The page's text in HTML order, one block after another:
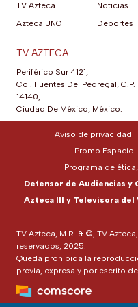
TV Azteca
Azteca UNO
Noticias
Deportes
TV AZTECA
Periférico Sur 4121,
Col. Fuentes Del Pedregal, C.P.
14140,
Ciudad De México, México.
TV Azteca, M.R. & ©, TV
reservados, 2025.
Queda prohibida la
previa, expresa y por escrito
Aviso de privacidad
Promo Espacio
Programa de
Defensor de Audiencias y
Azteca III y Televisora del